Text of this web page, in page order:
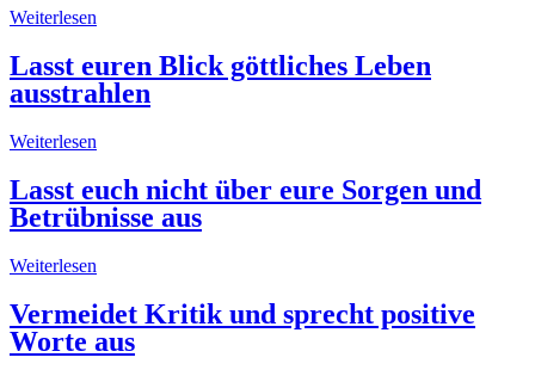
Weiterlesen
Lasst euren Blick göttliches Leben
ausstrahlen
Weiterlesen
Lasst euch nicht über eure Sorgen und
Betrübnisse aus
Weiterlesen
Vermeidet Kritik und sprecht positive
Worte aus